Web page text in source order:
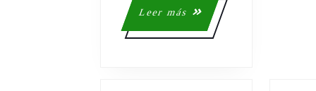
Leer más
Leer
más